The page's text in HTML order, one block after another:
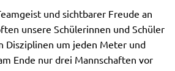
und sichtbarer Freude an
unsere Schülerinnen und Schüler
Disziplinen um jeden Meter und
Ende nur drei Mannschaften vor